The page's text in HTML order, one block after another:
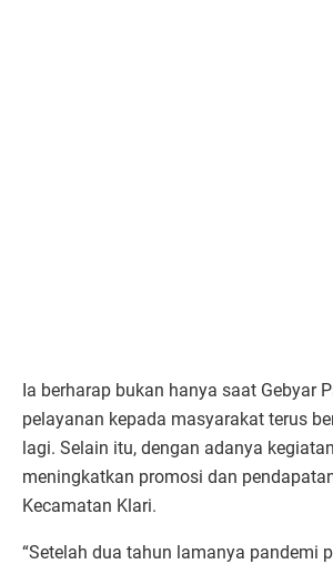
Ia berharap bukan hanya saat Gebyar
pelayanan kepada masyarakat terus
lagi. Selain itu, dengan adanya
meningkatkan promosi dan
Kecamatan Klari.
“Setelah dua tahun lamanya pandemi